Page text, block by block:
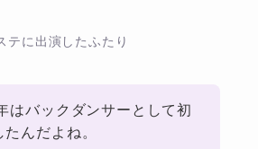
テに出演したふたり
はバックダンサーとして初
たんだよね。